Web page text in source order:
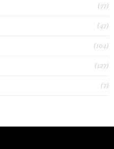
(77)
(47)
(104)
(127)
(7)